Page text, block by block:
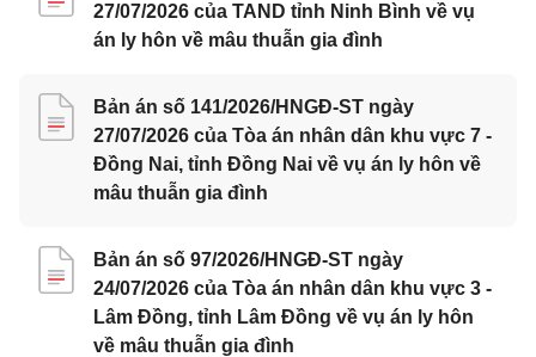
27/07/2026 của TAND tỉnh Ninh Bình về vụ
án ly hôn về mâu thuẫn gia đình
Bản án số 141/2026/HNGĐ-ST ngày
27/07/2026 của Tòa án nhân dân khu vực 7 -
Đồng Nai, tỉnh Đồng Nai về vụ án ly hôn về
mâu thuẫn gia đình
Bản án số 97/2026/HNGĐ-ST ngày
24/07/2026 của Tòa án nhân dân khu vực 3 -
Lâm Đồng, tỉnh Lâm Đồng về vụ án ly hôn
về mâu thuẫn gia đình